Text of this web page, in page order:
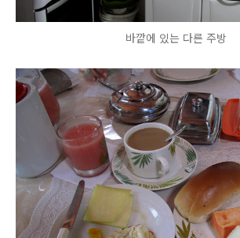
바깥에 있는 다른 주방